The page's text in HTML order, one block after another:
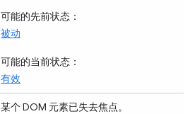
可能的先前状态 ：
被动
可能的当前状态 ：
有效
某个 DOM 元素已失去焦点。